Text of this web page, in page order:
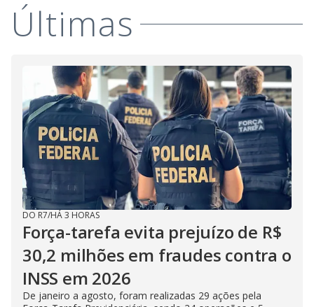
Últimas
DO R7/HÁ 3 HORAS
Força-tarefa evita prejuízo de R$
30,2 milhões em fraudes contra o
INSS em 2026
De janeiro a agosto, foram realizadas 29 ações pela